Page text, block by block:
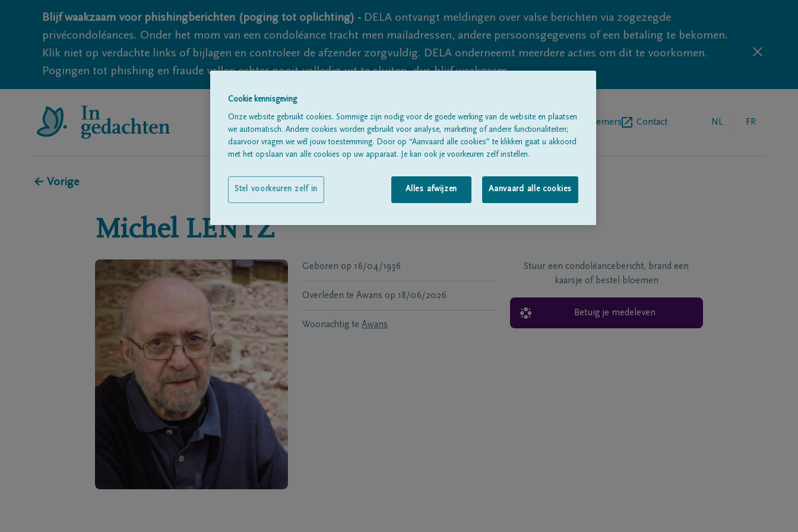
Blijf waakzaam voor phishingberichten (poging tot oplichting) - DELA ontvangt meldingen over valse berichten via zogezegde
privécondoléances. Onder het mom van een condoléance tracht men mailadressen, andere persoonsgegevens of een betaling te bekomen.
Klik niet op verdachte links of bijlagen en controleer de afzender zorgvuldig. DELA onderneemt meerdere acties om dit te voorkomen.
Pogingen tot phishing en fraude vallen echter nooit volledig uit te sluiten, dus blijf waakzaam.
Alle rouwberichtenOver onsBegrafenisondernemers Contact NL FR
← Vorige
Michel LENTZ
Geboren op 16/04/1936
Overleden te Awans op 18/06/2026
Woonachtig te Awans
Stuur een condoléancebericht, brand een
kaarsje of bestel bloemen
Betuig je medeleven
Cookie kennisgeving
Onze website gebruikt cookies. Sommige zijn nodig voor de goede werking van de website en plaatsen
we automatisch. Andere cookies worden gebruikt voor analyse, marketing of andere functionaliteiten;
daarvoor vragen we wél jouw toestemming. Door op “Aanvaard alle cookies” te klikken gaat u akkoord
met het opslaan van alle cookies op uw apparaat. Je kan ook je voorkeuren zelf instellen.
Alles afwijzen Aanvaard alle cookies
Stel voorkeuren zelf in